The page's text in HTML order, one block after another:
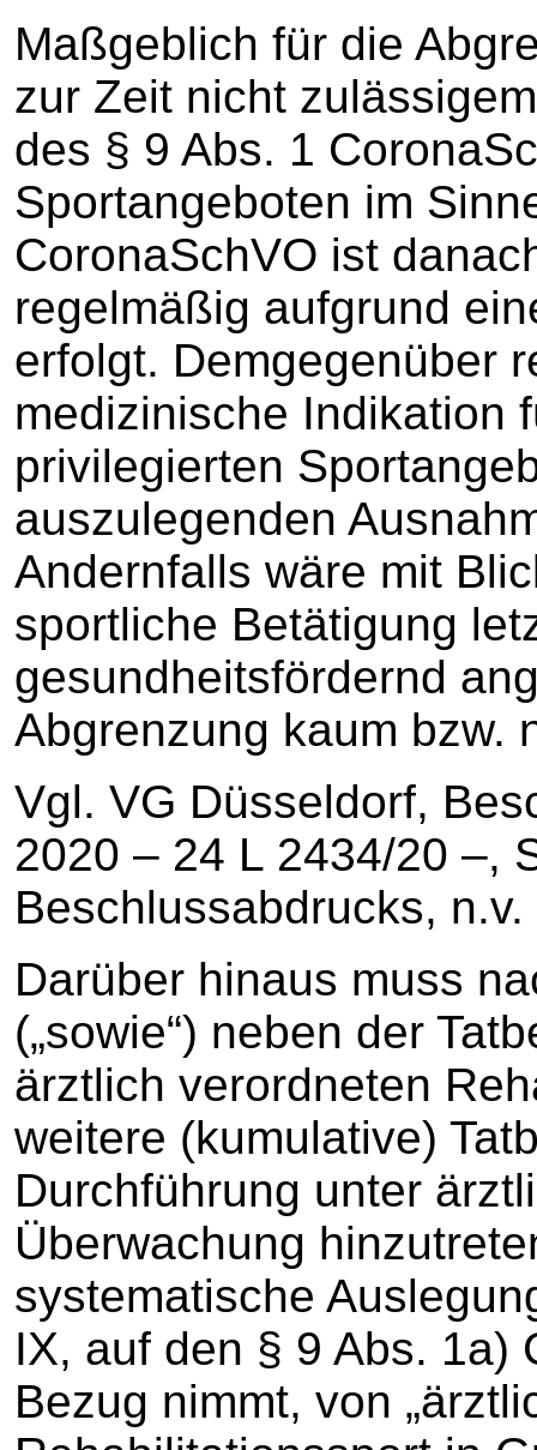
Maßgeblich für die
zur Zeit nicht
des § 9 Abs. 1
Sportangeboten im
CoronaSchVO ist
regelmäßig aufgrund
erfolgt. Demgegenüber
medizinische Indikation
privilegierten
auszulegenden
Andernfalls wäre mit
sportliche Betätigung
gesundheitsfördernd
Abgrenzung kaum bzw.
Vgl. VG Düsseldorf,
2020 – 24 L 2434/20 –,
Beschlussabdrucks, n.v.
Darüber hinaus muss
(„sowie“) neben der
ärztlich verordneten
weitere (kumulative)
Durchführung unter
Überwachung
systematische
IX, auf den § 9 Abs. 1a)
Bezug nimmt, von